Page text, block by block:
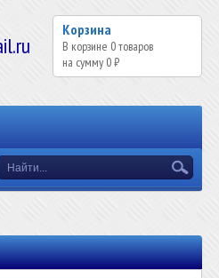
Корзина
В корзине 0товаров
на сумму 0 ₽